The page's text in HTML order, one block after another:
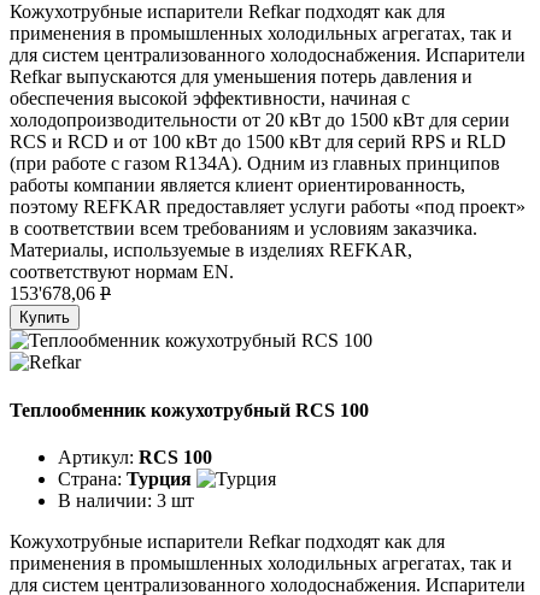
Кожухотрубные испарители Refkar подходят как для
применения в промышленных холодильных агрегатах, так и
для систем централизованного холодоснабжения. Испарители
Refkar выпускаются для уменьшения потерь давления и
обеспечения высокой эффективности, начиная с
холодопроизводительности от 20 кВт до 1500 кВт для серии
RCS и RCD и от 100 кВт до 1500 кВт для серий RPS и RLD
(при работе с газом R134A). Одним из главных принципов
работы компании является клиент ориентированность,
поэтому REFKAR предоставляет услуги работы «под проект»
в соответствии всем требованиям и условиям заказчика.
Материалы, используемые в изделиях REFKAR,
соответствуют нормам EN.
153'678,06 P
Купить
Теплообменник кожухотрубный RCS 100
Артикул: RCS 100
Страна: Турция
В наличии: 3 шт
Кожухотрубные испарители Refkar подходят как для
применения в промышленных холодильных агрегатах, так и
для систем централизованного холодоснабжения. Испарители